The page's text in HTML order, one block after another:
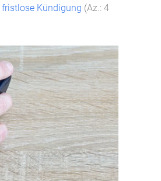
fristlose Kündigung (Az.: 4